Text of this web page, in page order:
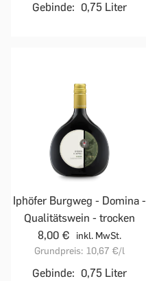
Gebinde: 0,75 Liter
Iphöfer Burgweg - Domina -
Qualitätswein - trocken
8,00 €
inkl. MwSt.
Grundpreis: 10,67 €/l
Gebinde: 0,75 Liter